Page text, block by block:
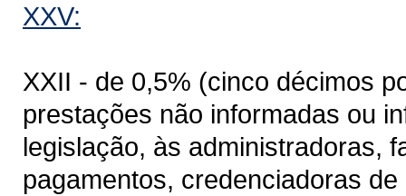
XXV:
XXII - de 0,5% (cinco décimos
prestações não informadas ou
legislação, às administradoras,
pagamentos, credenciadoras